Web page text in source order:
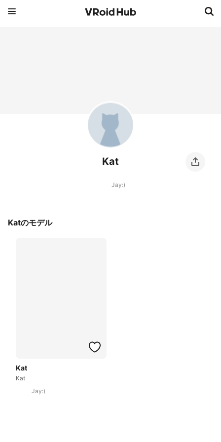
Kat
Jay:)
Katのモデル
Kat
Kat
Jay:)